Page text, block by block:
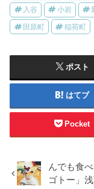
入谷 小岩
田原町 稲荷町
ポスト
はてブ
Pocket
んでも食
ゴトー」